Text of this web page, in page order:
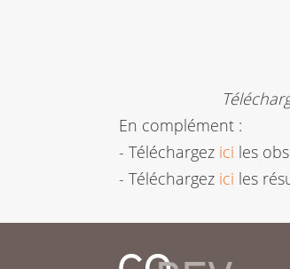
En complément :
- Téléchargez ici les
- Téléchargez ici les